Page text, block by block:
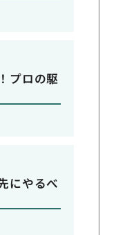
プロの駆
にやるべ